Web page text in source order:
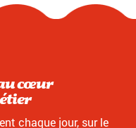
cœur
chaque jour, sur le